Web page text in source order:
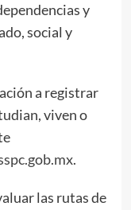
y
social y
a registrar
viven o
.
las rutas de